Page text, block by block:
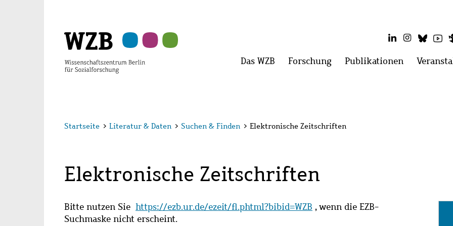
LinkedInInstagram
Hauptmenü
Das WZB Menü
Forschung Menü
Publikationen Menü
Startseite > Literatur & Daten > Suchen & Finden > Elektronische Zeitschriften
Elektronische Zeitschriften
Bitte nutzen Sie https://ezb.ur.de/ezeit/fl.phtml?bibid=WZB , wenn die EZB-
Suchmaske nicht erscheint.